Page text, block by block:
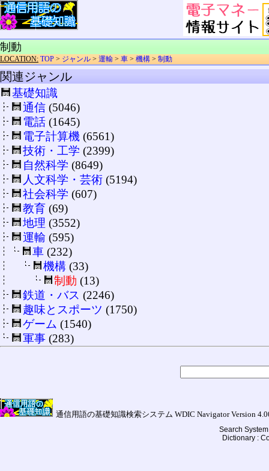
制動
LOCATION: TOP > ジャンル > 運輸 > 車 > 機構 > 制動
関連ジャンル
基礎知識
通信 (5046)
電話 (1645)
電子計算機 (6561)
技術・工学 (2399)
自然科学 (8649)
人文科学・芸術 (5194)
社会科学 (607)
教育 (69)
地理 (3552)
運輸 (595)
車 (232)
機構 (33)
制動 (13)
鉄道・バス (2246)
趣味とスポーツ (1750)
ゲーム (1540)
軍事 (283)
通信用語の基礎知識検索システム WDIC Navigator Version
Search
Dictionary :